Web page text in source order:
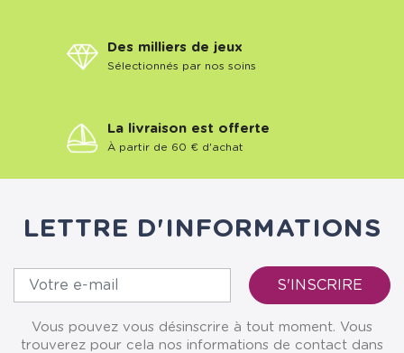
Des milliers de jeux
Sélectionnés par nos soins
La livraison est offerte
À partir de 60 € d'achat
LETTRE D'INFORMATIONS
Vous pouvez vous désinscrire à tout moment. Vous
trouverez pour cela nos informations de contact dans